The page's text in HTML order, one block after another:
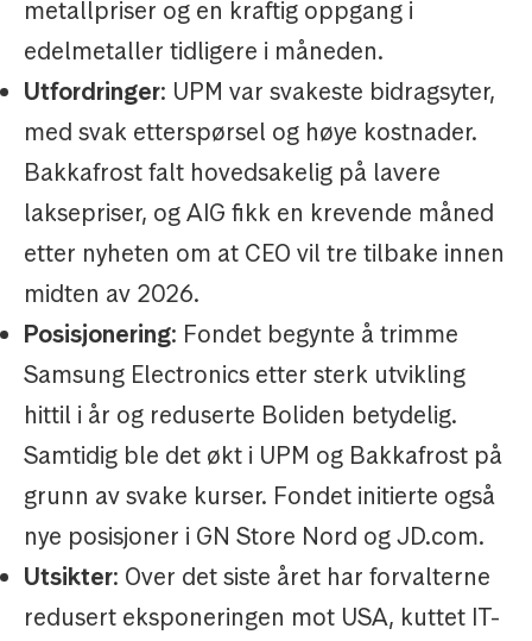
metallpriser og en kraftig oppgang i
edelmetaller tidligere i måneden.
Utfordringer: UPM var svakeste bidragsyter,
med svak etterspørsel og høye kostnader.
Bakkafrost falt hovedsakelig på lavere
laksepriser, og AIG fikk en krevende måned
etter nyheten om at CEO vil tre tilbake innen
midten av 2026.
Posisjonering: Fondet begynte å trimme
Samsung Electronics etter sterk utvikling
hittil i år og reduserte Boliden betydelig.
Samtidig ble det økt i UPM og Bakkafrost på
grunn av svake kurser. Fondet initierte også
nye posisjoner i GN Store Nord og JD.com.
Utsikter: Over det siste året har forvalterne
redusert eksponeringen mot USA, kuttet IT-